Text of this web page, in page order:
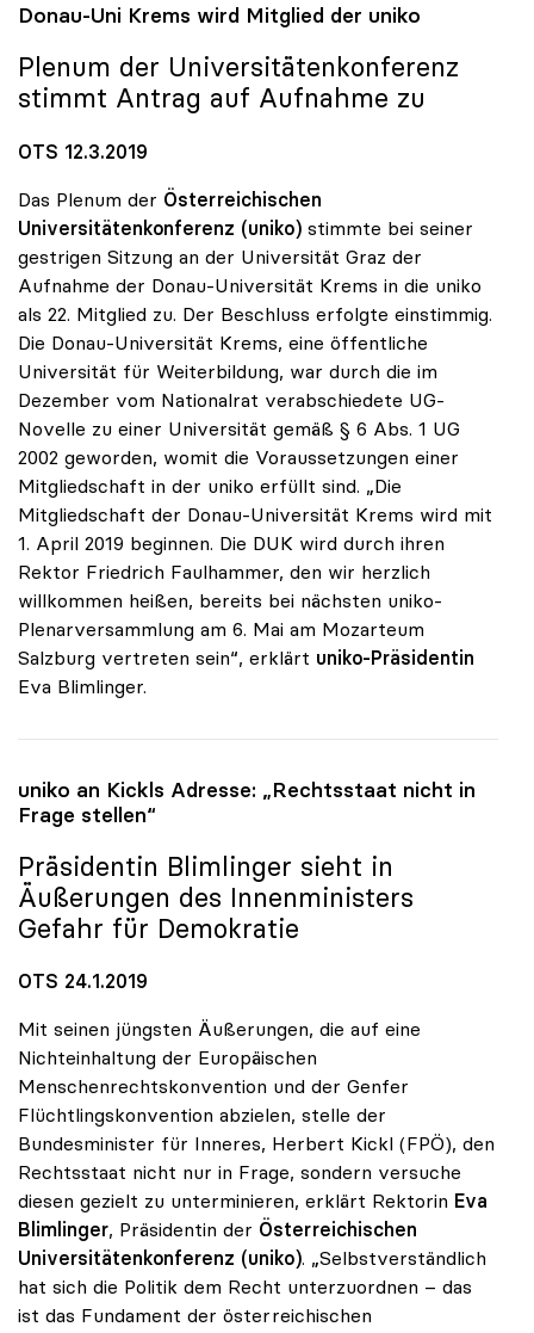
Donau-Uni Krems wird Mitglied der uniko
Plenum der Universitätenkonferenz
stimmt Antrag auf Aufnahme zu
OTS 12.3.2019
Das Plenum der Österreichischen
Universitätenkonferenz (uniko) stimmte bei seiner
gestrigen Sitzung an der Universität Graz der
Aufnahme der Donau-Universität Krems in die uniko
als 22. Mitglied zu. Der Beschluss erfolgte einstimmig.
Die Donau-Universität Krems, eine öffentliche
Universität für Weiterbildung, war durch die im
Dezember vom Nationalrat verabschiedete UG-
Novelle zu einer Universität gemäß § 6 Abs. 1 UG
2002 geworden, womit die Voraussetzungen einer
Mitgliedschaft in der uniko erfüllt sind. „Die
Mitgliedschaft der Donau-Universität Krems wird mit
1. April 2019 beginnen. Die DUK wird durch ihren
Rektor Friedrich Faulhammer, den wir herzlich
willkommen heißen, bereits bei nächsten uniko-
Plenarversammlung am 6. Mai am Mozarteum
Salzburg vertreten sein“, erklärt uniko-Präsidentin
Eva Blimlinger.
uniko an Kickls Adresse: „Rechtsstaat nicht in
Frage stellen“
Präsidentin Blimlinger sieht in
Äußerungen des Innenministers
Gefahr für Demokratie
OTS 24.1.2019
Mit seinen jüngsten Äußerungen, die auf eine
Nichteinhaltung der Europäischen
Menschenrechtskonvention und der Genfer
Flüchtlingskonvention abzielen, stelle der
Bundesminister für Inneres, Herbert Kickl (FPÖ), den
Rechtsstaat nicht nur in Frage, sondern versuche
diesen gezielt zu unterminieren, erklärt Rektorin Eva
Blimlinger, Präsidentin der Österreichischen
Universitätenkonferenz (uniko). „Selbstverständlich
hat sich die Politik dem Recht unterzuordnen – das
ist das Fundament der österreichischen